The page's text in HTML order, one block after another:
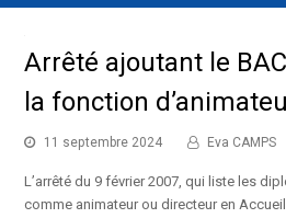
Arrêté ajoutant le
la fonction
11 septembre 2024 Eva CAMPS
L’arrêté du 9 février 2007, qui liste les
comme animateur ou directeur en